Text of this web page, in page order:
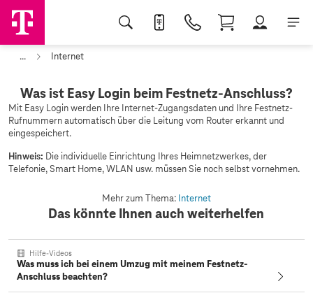
... Internet
Was ist Easy Login beim Festnetz-Anschluss?
Mit Easy Login werden Ihre Internet-Zugangsdaten und Ihre Festnetz-
Rufnummern automatisch über die Leitung vom Router erkannt und
eingespeichert.
Hinweis: Die individuelle Einrichtung Ihres Heimnetzwerkes, der
Telefonie, Smart Home, WLAN usw. müssen Sie noch selbst vornehmen.
Mehr zum Thema: Internet
Das könnte Ihnen auch weiterhelfen
Hilfe-Videos
Was muss ich bei einem Umzug mit meinem Festnetz-
Anschluss beachten?